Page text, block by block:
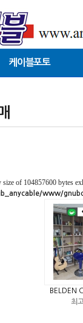
케이블포토
of 104857600 bytes
www/
BELDEN
최